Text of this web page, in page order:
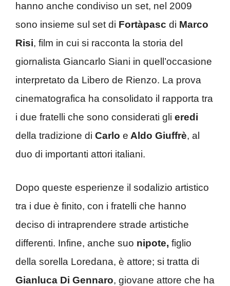
hanno anche condiviso un set, nel 2009
sono insieme sul set di Fortàpasc di Marco
Risi, film in cui si racconta la storia del
giornalista Giancarlo Siani in quell’occasione
interpretato da Libero de Rienzo. La prova
cinematografica ha consolidato il rapporta tra
i due fratelli che sono considerati gli eredi
della tradizione di Carlo e Aldo Giuffrè, al
duo di importanti attori italiani.
Dopo queste esperienze il sodalizio artistico
tra i due è finito, con i fratelli che hanno
deciso di intraprendere strade artistiche
differenti. Infine, anche suo nipote, figlio
della sorella Loredana, è attore; si tratta di
Gianluca Di Gennaro, giovane attore che ha